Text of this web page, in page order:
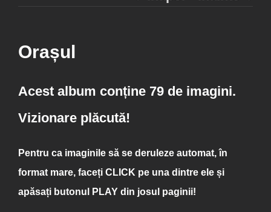
Orașul
Acest album conține 79 de imagini.
Vizionare plăcută!
Pentru ca imaginile să se deruleze automat, în
format mare, faceți CLICK pe una dintre ele și
apăsați butonul
PLAY din josul paginii!